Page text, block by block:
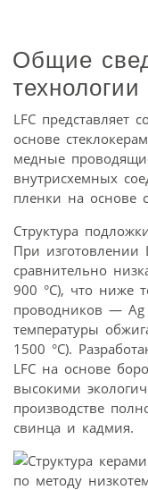
Общие
технологии
LFC представляет
основе
медные
внутрисхемных
пленки на основе
Структура
При изготовлении
сравнительно
900 °C), что ниже
проводников —
температуры
1500 °C).
LFC на основе
высокими
производстве
свинца и кадмия.